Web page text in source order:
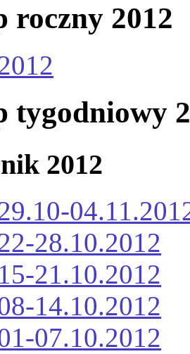
roczny 2012
tygodniowy
2012
28.10.2012
21.10.2012
14.10.2012
07.10.2012